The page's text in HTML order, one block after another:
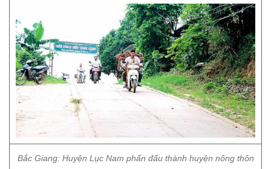
Bắc Giang: Huyện Lục Nam phấn đấu thành huyện nông thôn